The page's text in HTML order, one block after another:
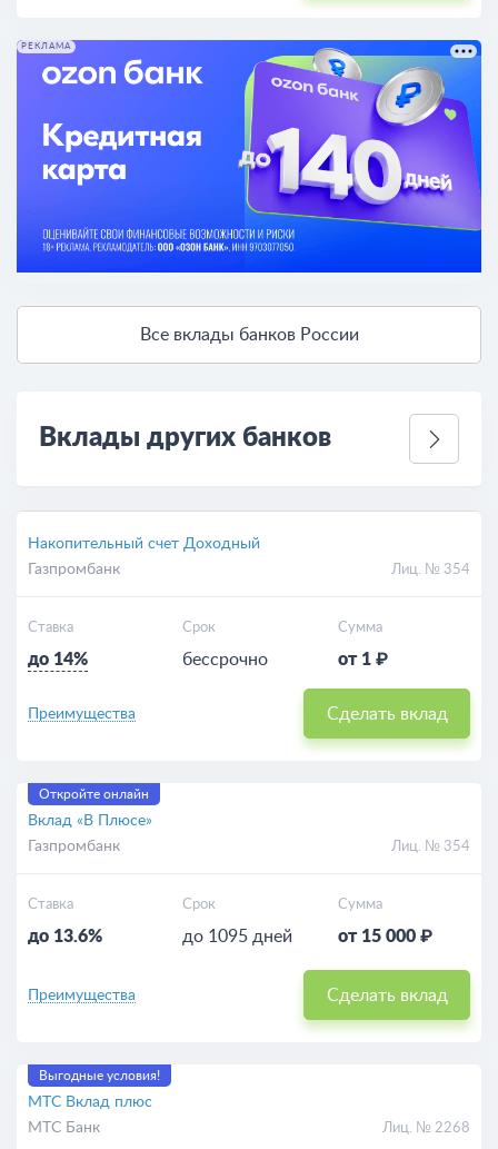
РЕКЛАМА
Все вклады банков России
Вклады других банков
Накопительный счет Доходный
Газпромбанк
Лиц. № 354
Ставка
до 14%
Срок
бессрочно
Сумма
от 1 ₽
Преимущества Сделать вклад
Откройте онлайн
Вклад «В Плюсе»
Газпромбанк
Лиц. № 354
Ставка
до 13.6%
Срок
до 1095 дней
Сумма
от 15 000 ₽
Преимущества Сделать вклад
Выгодные условия!
МТС Вклад плюс
МТС Банк
Лиц. № 2268